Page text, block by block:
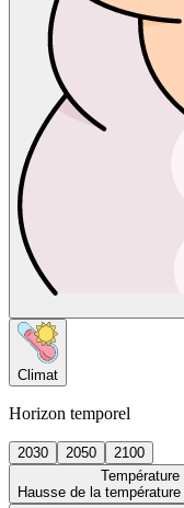
Climat
Horizon temporel
2030 2050
2100
Température
Hausse de la